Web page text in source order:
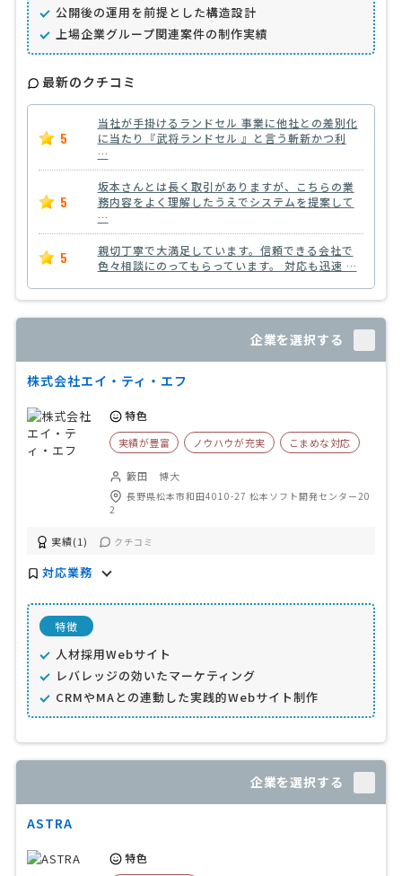
公開後の運用を前提とした構造設計
上場企業グループ関連案件の制作実績
最新のクチコミ
5
当社が手掛けるランドセル 事業に他社との差別化
に当たり『武将ランドセル 』と言う斬新かつ利
…
5
坂本さんとは長く取引がありますが、こちらの業
務内容をよく理解したうえでシステムを提案して
…
5
親切丁寧で大満足しています。信頼できる会社で
色々相談にのってもらっています。 対応も迅速 …
企業を選択する
株式会社エイ・ティ・エフ
特色
実績が豊富 ノウハウが充実 こまめな対応
籔田 博大
長野県松本市和田4010-27 松本ソフト開発センター20
2
実績(1) クチコミ
対応業務
特徴
人材採用Webサイト
レバレッジの効いたマーケティング
CRMやMAとの連動した実践的Webサイト制作
企業を選択する
ASTRA
特色